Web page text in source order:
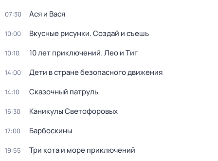
07:30 Ася и Вася
10:00 Вкусные рисунки. Создай и съешь
10:10 10 лет приключений. Лео и Тиг
14:00 Дети в стране безопасного движения
14:10 Сказочный патруль
16:30 Каникулы Светофоровых
17:00 Барбоскины
19:55 Три кота и море приключений